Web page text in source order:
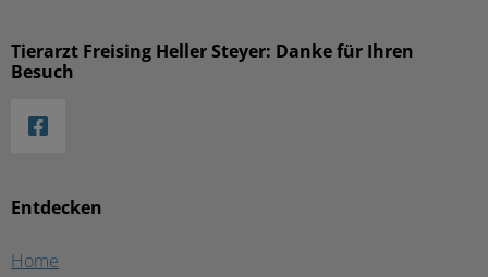
Entdecken
Home
Tierarzt Freising Heller Steyer: Danke für Ihren
Besuch